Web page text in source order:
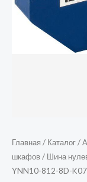
Главная / Каталог/
шкафов/ Шина
YNN10-812-8D-K07